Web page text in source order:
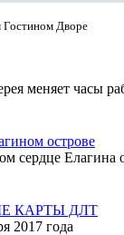
Гостином Дворе
меняет часы
острове
сердце Елагина
КАРТЫ ДЛТ
2017 года